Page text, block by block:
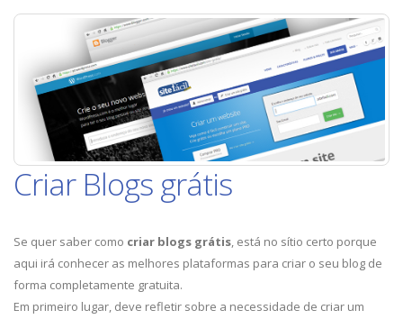
Blog
Criar Blogs grátis
Se quer saber como criar blogs grátis, está no sítio certo porque
aqui irá conhecer as melhores plataformas para criar o seu blog de
forma completamente gratuita.
Em primeiro lugar, deve refletir sobre a necessidade de criar um